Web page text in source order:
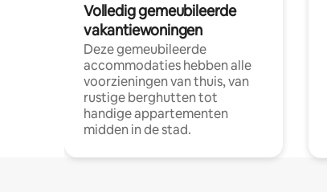
Volledig gemeubileerde
vakantiewoningen
Deze gemeubileerde
accommodaties hebben alle
voorzieningen van thuis, van
rustige berghutten tot
handige appartementen
midden in de stad.